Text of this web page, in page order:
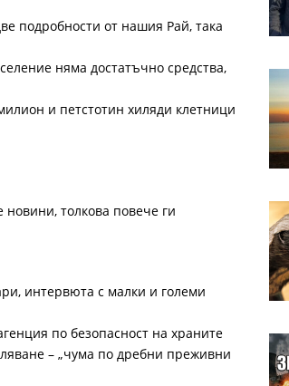
подробности от нашия Рай, така
няма достатъчно средства,
и петстотин хиляди клетници
толкова повече ги
интервюта с малки и големи
по безопасност на храните
– „чума по дребни преживни